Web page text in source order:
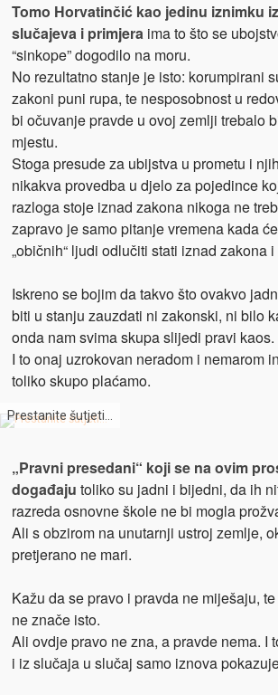
Tomo Horvatinčić kao jedinu iznimku
slučajeva i primjeraima to što se
“sinkope” dogodilo na moru.
No rezultatno stanje je isto: korumpirani
zakoni puni rupa, te nesposobnost u
bi očuvanje pravde u ovoj zemlji trebalo
mjestu.
Stoga presude za ubijstva u prometu i
nikakva provedba u djelo za pojedince
razloga stoje iznad zakona nikoga ne
zapravo je samo pitanje vremena kada
„običnih“ ljudi odlučiti stati iznad zakona
Iskreno se bojim da takvo što ovakvo
biti u stanju zauzdati ni zakonski, ni bilo
onda nam svima skupa slijedi pravi kaos.
I to onaj uzrokovan neradom i nemarom
toliko skupo plaćamo.
Prestanite šutjeti…
„Pravni presedani“ koji se na ovim
događaju toliko su jadni i bijedni, da ih
razreda osnovne škole ne bi mogla
Ali s obzirom na unutarnji ustroj zemlje,
pretjerano ne mari.
Kažu da se pravo i pravda ne miješaju,
ne znače isto.
Ali ovdje pravo ne zna, a pravde nema. I
i iz slučaja u slučaj samo iznova